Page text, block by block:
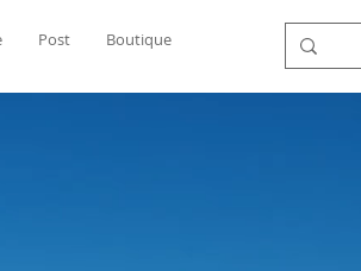
Post Boutique